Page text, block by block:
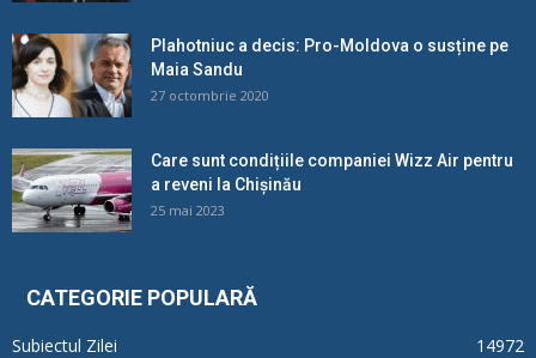
Plahotniuc a decis: Pro-Moldova o susține pe
Maia Sandu
27 octombrie 2020
Care sunt condițiile companiei Wizz Air pentru
a reveni la Chișinău
25 mai 2023
CATEGORIE POPULARĂ
Subiectul Zilei
14972